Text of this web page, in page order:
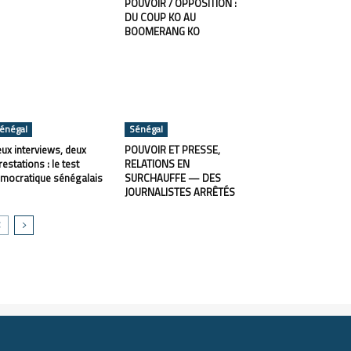
POUVOIR / OPPOSITION :
DU COUP KO AU
BOOMERANG KO
interviews, deux
: le test
sénégalais
Sénégal
POUVOIR ET PRESSE,
RELATIONS EN
SURCHAUFFE — DES
JOURNALISTES ARRÊTÉS